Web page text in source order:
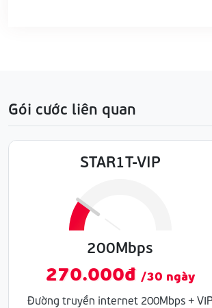
Gói cước liên quan
STAR1T-VIP
200Mbps
270.000đ /30 ngày
Đường truyền internet 200Mbps + VIP